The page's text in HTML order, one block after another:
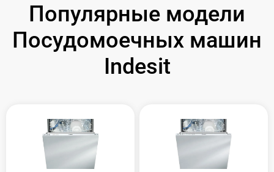
Популярные модели
Посудомоечных машин
Indesit